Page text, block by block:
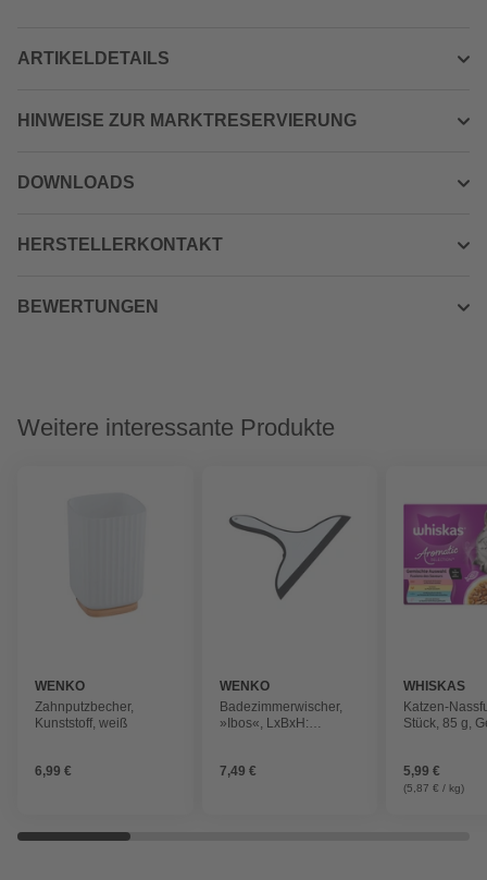
ARTIKELDETAILS
HINWEISE ZUR MARKTRESERVIERUNG
DOWNLOADS
HERSTELLERKONTAKT
BEWERTUNGEN
Weitere interessante Produkte
WENKO
Zahnputzbecher,
Kunststoff, weiß
6,99 €
WENKO
Badezimmerwischer,
»Ibos«, LxBxH:
7,49 €
WHISKAS
Katzen-
Stück, 85 g,
5,99 €
(5,87 € / kg)